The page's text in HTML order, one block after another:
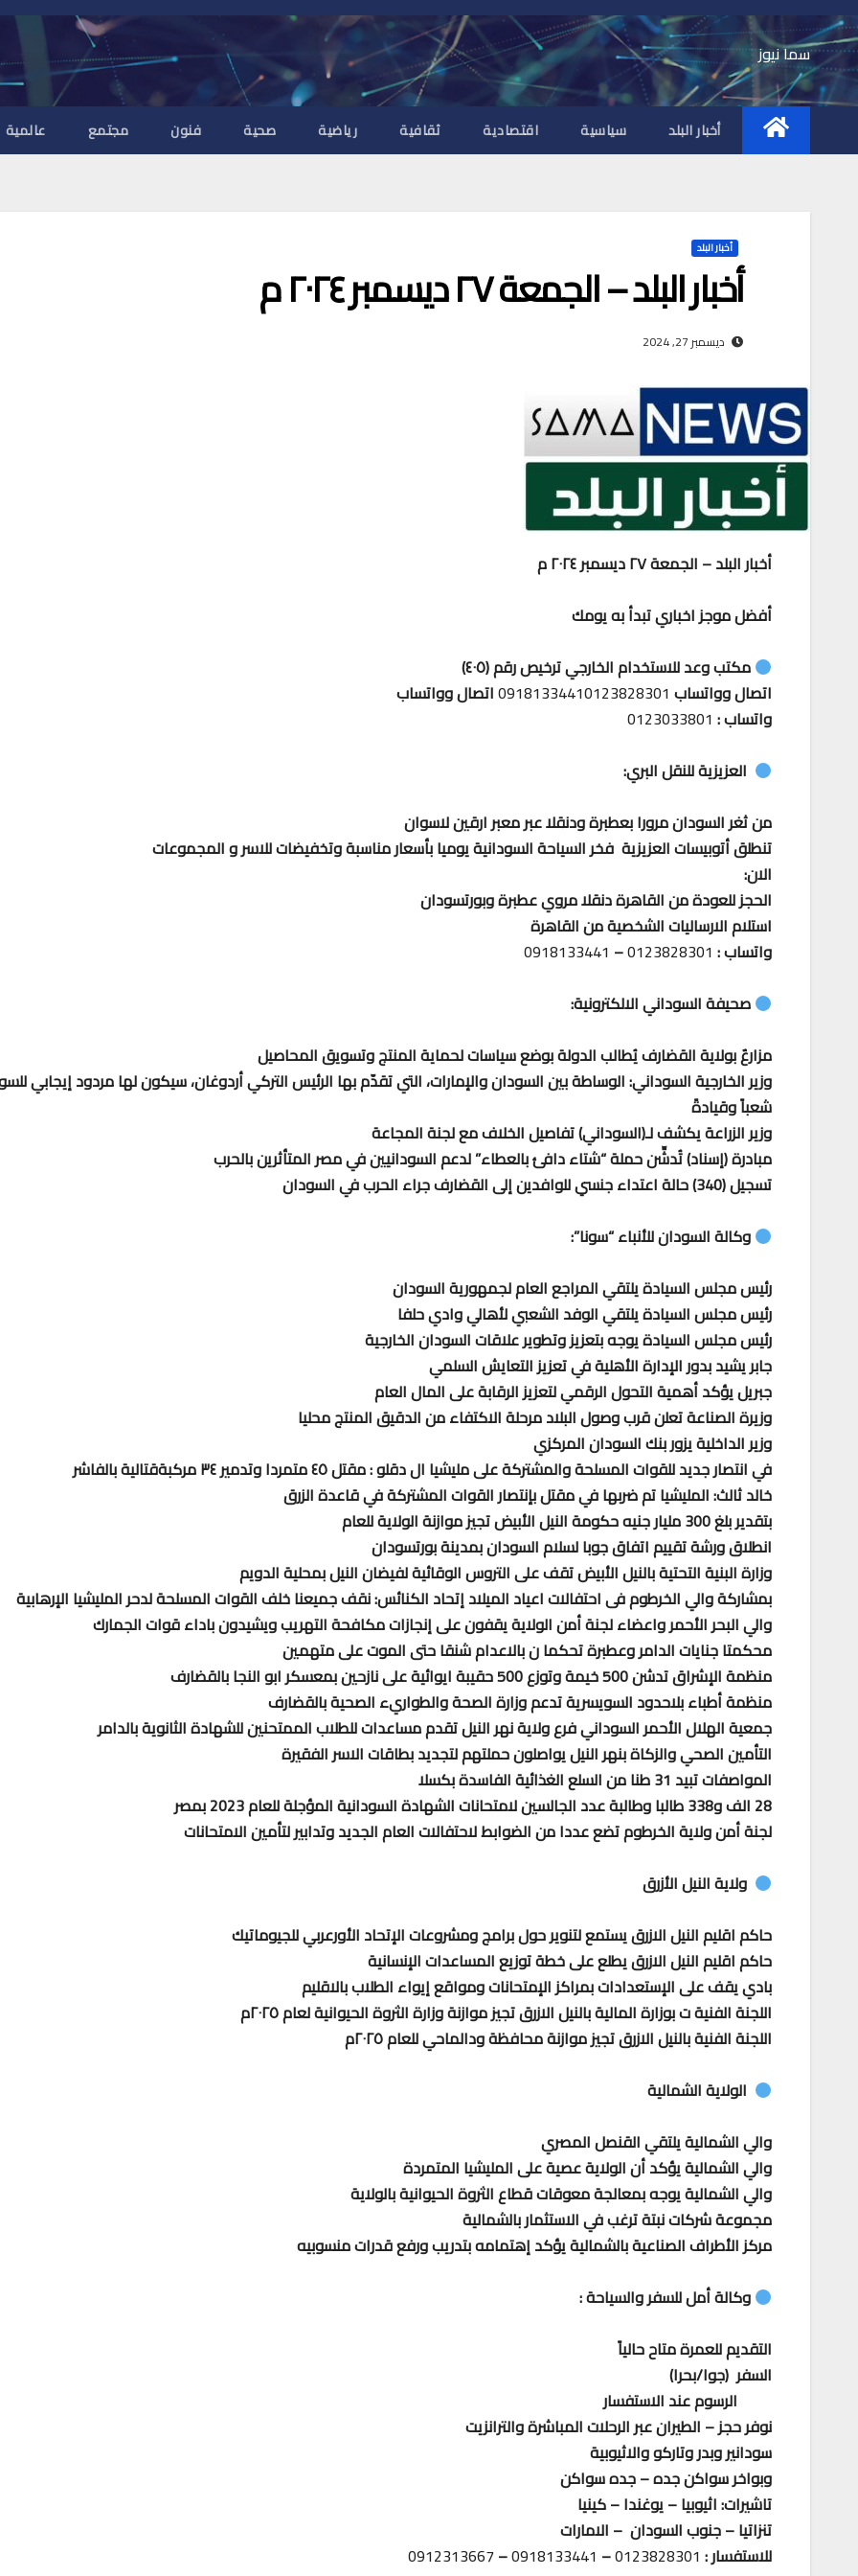
Skip
to
content
سما نيوز
أخبار البلد سياسية اقتصادية ثقافية رياضية صحية فنون مجتمع عالمية
أخبار البلد
أخبار البلد – الجمعة ٢٧ ديسمبر ٢٠٢٤ م
ديسمبر 27, 2024
أخبار البلد – الجمعة ٢٧ ديسمبر ٢٠٢٤ م
أفضل موجز اخباري تبدأ به يومك
مكتب وعد للاستخدام الخارجي ترخيص رقم (٤٠٥)
اتصال وواتساب 09181334410123828301اتصال وواتساب
واتساب : 0123033801
العزيزية للنقل البري:
من ثغر السودان مرورا بعطبرة ودنقلا عبر معبر ارقين لاسوان
تنطلق أتوبيسات العزيزية فخر السياحة السودانية يوميا بأسعار مناسبة وتخفيضات للاسر و المجموعات
الان:
الحجز للعودة من القاهرة دنقلا مروي عطبرة وبورتسودان
استلام الارساليات الشخصية من القاهرة
واتساب : 0123828301
–
0918133441
صحيفة السوداني الالكترونية:
مزارعٌ بولاية القضارف يُطالب الدولة بوضع سياسات لحماية المنتج وتسويق المحاصيل
وزير الخارجية السوداني: الوساطة بين السودان والإمارات، التي تقدّم بها الرئيس التركي أردوغان، سيكون لها مردود إيجابي
شعباً وقيادةً
وزير الزراعة يكشف لـ(السوداني) تفاصيل الخلاف مع لجنة المجاعة
مبادرة (إسناد) تُدشِّن حملة “شتاء دافئ بالعطاء” لدعم السودانيين في مصر المتأثرين بالحرب
تسجيل (340) حالة اعتداء جنسي للوافدين إلى القضارف جراء الحرب في السودان
وكالة السودان للأنباء “سونا”:
رئيس مجلس السيادة يلتقي المراجع العام لجمهورية السودان
رئيس مجلس السيادة يلتقي الوفد الشعبي لأهالي وادي حلفا
رئيس مجلس السيادة يوجه بتعزيز وتطوير علاقات السودان الخارجية
جابر يشيد بدور الإدارة الأهلية في تعزيز التعايش السلمي
جبريل يؤكد أهمية التحول الرقمي لتعزيز الرقابة على المال العام
وزيرة الصناعة تعلن قرب وصول البلاد مرحلة الاكتفاء من الدقيق المنتج محليا
وزير الداخلية يزور بنك السودان المركزي
في انتصار جديد للقوات المسلحة والمشتركة على مليشيا ال دقلو : مقتل ٤٥ متمردا وتدمير ٣٤ مركبةقتالية بالفاشر
خالد ثالث: المليشيا تم ضربها في مقتل بإنتصار القوات المشتركة في قاعدة الزرق
بتقدير بلغ 300 مليار جنيه حكومة النيل الأبيض تجيز موازنة الولاية للعام
انطلاق ورشة تقييم اتفاق جوبا لسلام السودان بمدينة بورتسودان
وزارة البنية التحتية بالنيل الأبيض تقف على التروس الوقائية لفيضان النيل بمحلية الدويم
بمشاركة والي الخرطوم فى احتفالات اعياد الميلاد إتحاد الكنائس: نقف جميعنا خلف القوات المسلحة لدحر المليشيا الإرهابية
والي البحر الأحمر واعضاء لجنة أمن الولاية يقفون على إنجازات مكافحة التهريب ويشيدون باداء قوات الجمارك
محكمتا جنايات الدامر وعطبرة تحكما ن بالاعدام شنقا حتى الموت على متهمين
منظمة الإشراق تدشن 500 خيمة وتوزع 500 حقيبة ايوائية على نازحين بمعسكر ابو النجا بالقضارف
منظمة أطباء بلاحدود السويسرية تدعم وزارة الصحة والطواريء الصحية بالقضارف
جمعية الهلال الأحمر السوداني فرع ولاية نهر النيل تقدم مساعدات للطلاب الممتحنين للشهادة الثانوية بالدامر
التأمين الصحي والزكاة بنهر النيل يواصلون حملتهم لتجديد بطاقات الاسر الفقيرة
المواصفات تبيد 31 طنا من السلع الغذائية الفاسدة بكسلا
28 الف و338 طالبا وطالبة عدد الجالسين لامتحانات الشهادة السودانية المؤجلة للعام 2023 بمصر
لجنة أمن ولاية الخرطوم تضع عددا من الضوابط لاحتفالات العام الجديد وتدابير لتأمين الامتحانات
ولاية النيل الأزرق
حاكم اقليم النيل الازرق يستمع لتنوير حول برامج ومشروعات الإتحاد الأورعربي للجيوماتيك
حاكم اقليم النيل الازرق يطلع على خطة توزيع المساعدات الإنسانية
بادي يقف على الإستعدادات بمراكز الإمتحانات ومواقع إيواء الطلاب بالاقليم
اللجنة الفنية ت بوزارة المالية بالنيل الازرق تجيز موازنة وزارة الثروة الحيوانية لعام ٢٠٢٥م
اللجنة الفنية بالنيل الازرق تجيز موازنة محافظة ودالماحي للعام ٢٠٢٥م
الولاية الشمالية
والي الشمالية يلتقي القنصل المصري
والي الشمالية يؤكد أن الولاية عصية على المليشيا المتمردة
والي الشمالية يوجه بمعالجة معوقات قطاع الثروة الحيوانية بالولاية
مجموعة شركات نبتة ترغب في الاستثمار بالشمالية
مركز الأطراف الصناعية بالشمالية يؤكد إهتمامه بتدريب ورفع قدرات منسوبيه
وكالة أمل للسفر والسياحة :
التقديم للعمرة متاح حالياً
السفر (جوا/بحرا)
الرسوم عند الاستفسار
نوفر حجز – الطيران عبر الرحلات المباشرة والترانزيت
سودانير وبدر وتاركو والاثيوبية
وبواخر سواكن جده – جده سواكن
تاشيرات: اثيوبيا – يوغندا – كينيا
تنزاتيا – جنوب السودان – الامارات
للاستفسار : 0123828301
–
0918133441
–
0912313667